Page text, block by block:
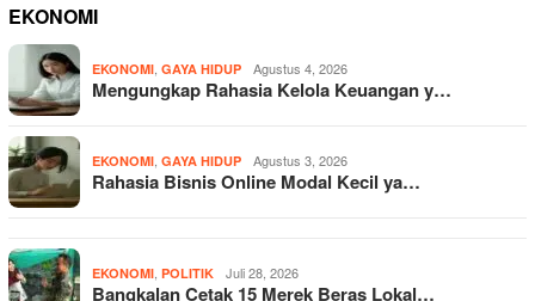
EKONOMI
EKONOMI GAYA HIDUP Agustus 4, 2026
Mengungkap Rahasia Kelola Keuangan y…
EKONOMI GAYA HIDUP Agustus 3, 2026
Rahasia Bisnis Online Modal Kecil ya…
EKONOMI POLITIK Juli 28, 2026
Bangkalan Cetak 15 Merek Beras Lokal…